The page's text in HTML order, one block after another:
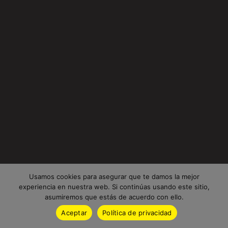
Usamos cookies para asegurar que te damos la mejor
experiencia en nuestra web. Si continúas usando este sitio,
asumiremos que estás de acuerdo con ello.
Aceptar
Política de privacidad